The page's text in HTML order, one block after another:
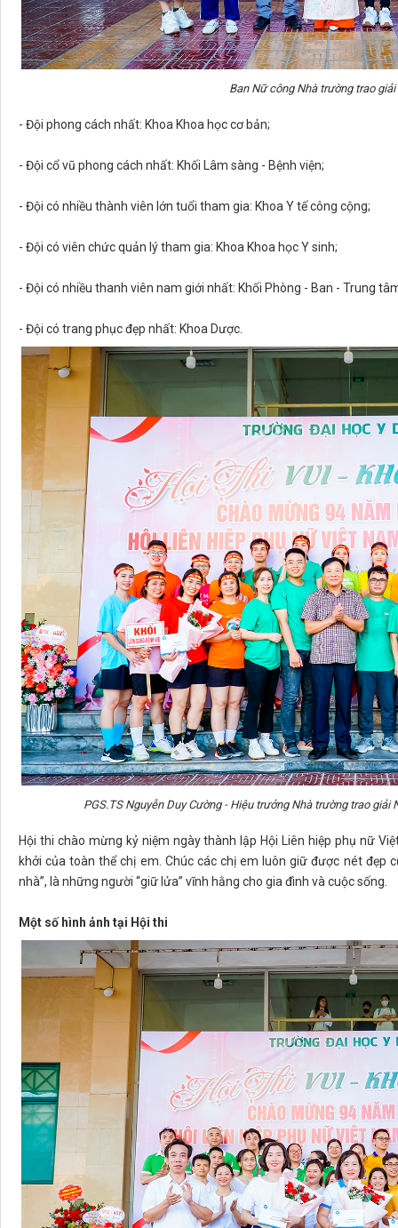
Ban Nữ công Nhà trường trao
- Đội phong cách nhất: Khoa Khoa học cơ bản;
- Đội cổ vũ phong cách nhất: Khối Lâm sàng - Bệnh viện;
- Đội có nhiều thành viên lớn tuổi tham gia: Khoa Y tế công cộng;
- Đội có viên chức quản lý tham gia: Khoa Khoa học Y sinh;
- Đội có nhiều thanh viên nam giới nhất: Khối Phòng - Ban - Trung
- Đội có trang phục đẹp nhất: Khoa Dược.
PGS.TS Nguyễn Duy Cường - Hiệu trưởng Nhà trường trao
Hội thi chào mừng kỷ niệm ngày thành lập Hội Liên hiệp phụ nữ
khởi của toàn thể chị em. Chúc các chị em luôn giữ được nét đẹp
nhà”, là những người “giữ lửa” vĩnh hằng cho gia đình và cuộc sống.
Một số hình ảnh tại Hội thi